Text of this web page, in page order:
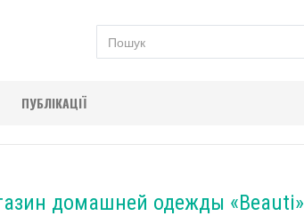
ПУБЛІКАЦІЇ
домашней одежды «Beauti»